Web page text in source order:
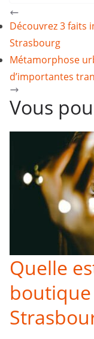
Découvrez 3 faits
Strasbourg
Métamorphose
d’importantes
Vous
Quelle